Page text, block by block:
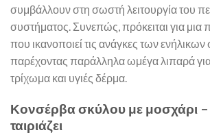
συμβάλλουν στη σωστή λειτουργία του
συστήματος. Συνεπώς, πρόκειται για μια
που ικανοποιεί τις ανάγκες των
παρέχοντας παράλληλα ωμέγα λιπαρά
τρίχωμα και υγιές δέρμα.
Κονσέρβα σκύλου με μοσχάρι –
ταιριάζει